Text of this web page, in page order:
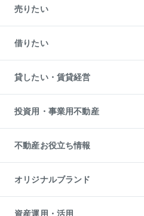
新築・分譲マンションの購入
中古マンションの購入
一戸建ての購入
中古一戸建ての購入
不動産購入の流れ
注目キーワード物件特集
購入ガイド
English 繁体中文簡体中文
売りたい
一戸建ての売却・査定
土地の売却・査定
スピードAI査定
不動産査定について
不動産売却の流れ
不動産買換えの流れ
売却ガイド
借りたい
オフィス・店舗の賃貸
借りるときの流れ
借りるガイド
貸したい・賃貸経営
マンション賃料データ
賃貸管理プラン
リロケーションについて
貸すガイド
投資用・事業用不動産
事業用不動産
マンション投資
投資用マンション
アパート経営
収益物件
ビル購入（ビル一棟）
不動産お役立ち情報
マンションライブラリー
人気マンションランキング
暮らしに役立つ不動産メディア
オリジナルブランド
一棟リノベーションマンション
資産運用・活用